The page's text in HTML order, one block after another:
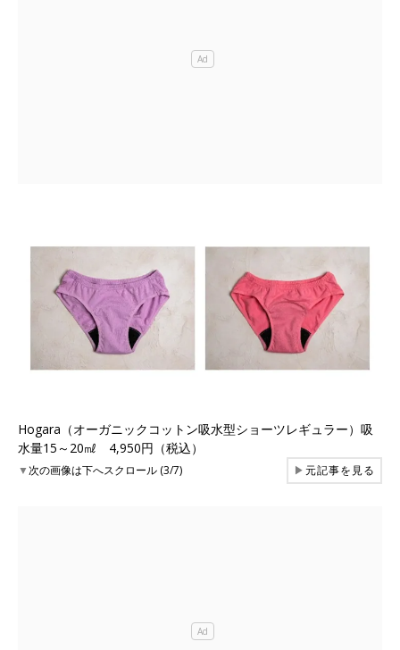
Hogara（オーガニックコットン吸水型ショーツレギュラー）吸
水量15～20㎖ 4,950円（税込）
▼次の画像は下へスクロール (3/7) ▶元記事を見る